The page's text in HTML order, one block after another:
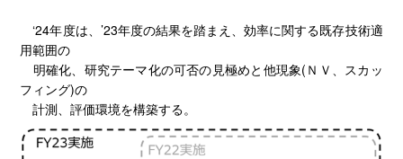
‘24年度は、’23年度の結果を踏まえ、効率に関する既存技術適
用範囲の
明確化、研究テーマ化の可否の見極めと他現象(ＮＶ、スカッ
フィング)の
計測、評価環境を構築する。